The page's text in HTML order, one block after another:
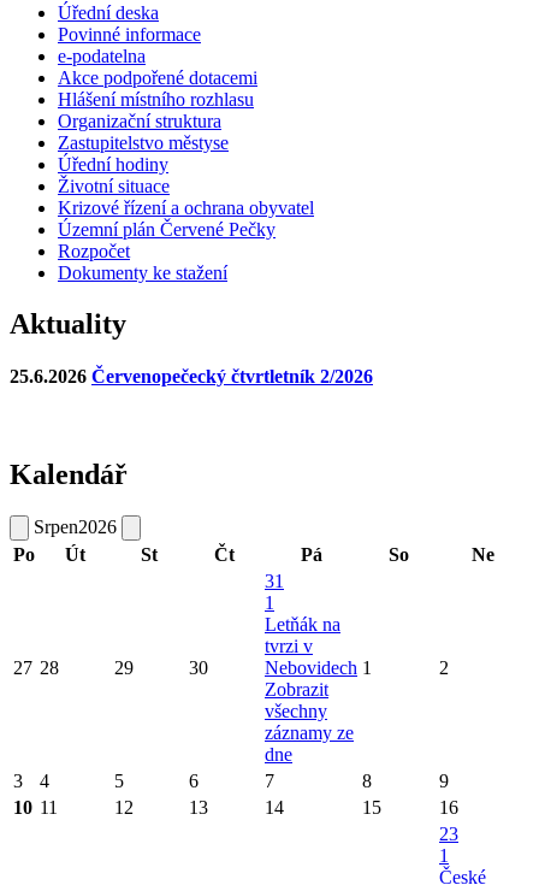
Úřední deska
Povinné informace
e-podatelna
Akce podpořené dotacemi
Hlášení místního rozhlasu
Organizační struktura
Zastupitelstvo městyse
Úřední hodiny
Životní situace
Krizové řízení a ochrana obyvatel
Územní plán Červené Pečky
Rozpočet
Dokumenty ke stažení
Aktuality
25.6.2026 Červenopečecký čtvrtletník 2/2026
Kalendář
Srpen2026
Po
Út St Čt Pá So Ne
27 28 29 30
31
1
Letňák na
tvrzi v
Nebovidech
Zobrazit
všechny
záznamy ze
dne
1 2
3 4 5 6 7 8
9
10 11 12 13 14 15
16
23
1
České